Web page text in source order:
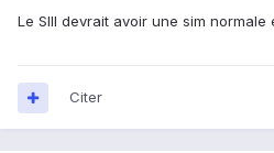
Le SIII devrait avoir une sim
Citer